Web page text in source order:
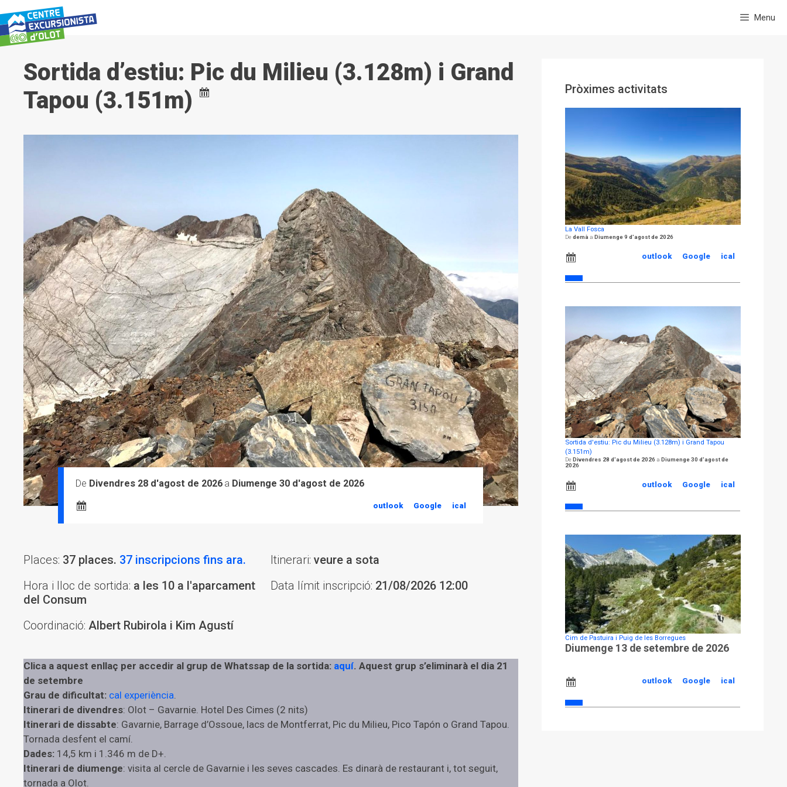
al
contingut
Menu
Sortida d’estiu: Pic du Milieu (3.128m) i Grand
Tapou (3.151m)
Divendres 28 d'agost de 2026 Diumenge 30 d'agost de 2026
ical
Google
outlook
Places: 37 places. 37 inscripcions fins ara.
Hora i lloc de sortida: a les 10 a l'aparcament
del Consum
Coordinació: Albert Rubirola i Kim Agustí
Itinerari: veure a sota
Data límit inscripció: 21/08/2026 12:00
Clica a aquest enllaç per accedir al grup de Whatssap de la sortida: aquí. Aquest grup s’eliminarà el dia 21
de setembre
Grau de dificultat: cal experiència.
Itinerari de divendres: Olot – Gavarnie. Hotel Des Cimes (2 nits)
Itinerari de dissabte: Gavarnie, Barrage d’Ossoue, lacs de Montferrat, Pic du Milieu, Pico Tapón o Grand Tapou.
Tornada desfent el camí.
Dades: 14,5 km i 1.346 m de D+.
Itinerari de diumenge: visita al cercle de Gavarnie i les seves cascades. Es dinarà de restaurant i, tot seguit,
tornada a Olot.
Pròximes activitats
La Vall Fosca
demà Diumenge 9 d'agost de 2026
ical
Google
outlook
Sortida d'estiu: Pic du Milieu (3.128m) i Grand Tapou
(3.151m)
Divendres 28 d'agost de 2026
Diumenge 30 d'agost de
2026
ical
Google
outlook
Cim de Pastuira i Puig de les Borregues
Diumenge 13 de setembre de 2026
ical
Google
outlook